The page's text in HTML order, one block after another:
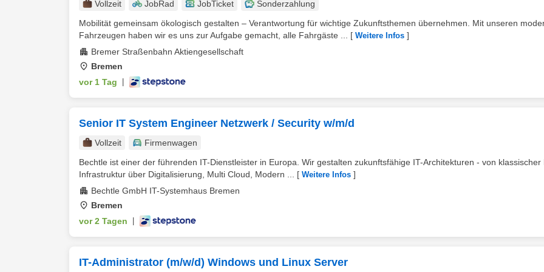
Vollzeit JobRad JobTicket
Sonderzahlung
Mobilität gemeinsam ökologisch gestalten – Verantwortung für wichtige Zukunftsthemen übernehmen. Mit unseren
Fahrzeugen haben wir es uns zur Aufgabe gemacht, alle Fahrgäste ...
[ Weitere Infos ]
Bremer Straßenbahn Aktiengesellschaft
Bremen
vor 1 Tag
Senior IT System Engineer Netzwerk / Security w/m/d
Vollzeit
Firmenwagen
Bechtle ist einer der führenden IT-Dienstleister in Europa. Wir gestalten zukunftsfähige IT-Architekturen - von klassischer
Infrastruktur über Digitalisierung, Multi Cloud, Modern ...
[ Weitere Infos ]
Bechtle GmbH IT-Systemhaus Bremen
Bremen
vor 2 Tagen
IT-Administrator (m/w/d) Windows und Linux Server